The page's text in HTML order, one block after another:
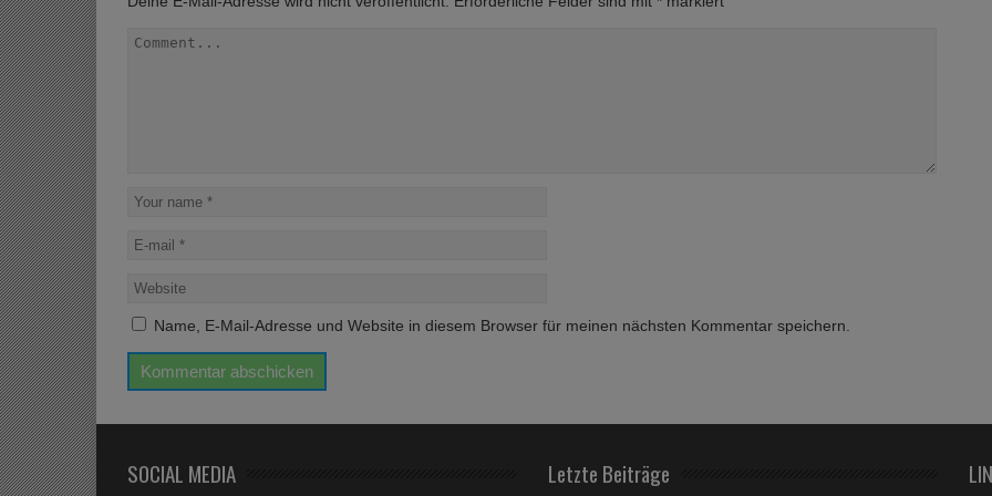
Name, E-Mail-Adresse und Website in diesem Browser für meinen nächsten Kommentar speichern.
SOCIAL MEDIA Letzte Beiträge